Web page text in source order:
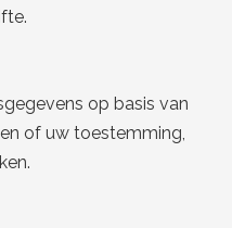
op basis van
of uw toestemming,